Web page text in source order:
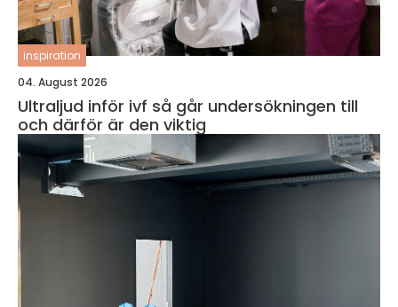
inspiration
04. August 2026
Ultraljud inför ivf så går undersökningen till
och därför är den viktig